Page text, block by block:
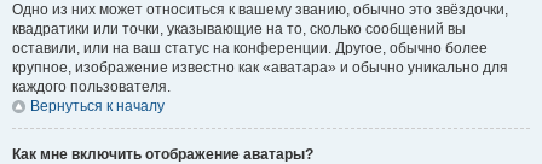
Одно из них может относиться к вашему званию, обычно это звёздочки,
квадратики или точки, указывающие на то, сколько сообщений вы
оставили, или на ваш статус на конференции. Другое, обычно более
крупное, изображение известно как «аватара» и обычно уникально для
каждого пользователя.
Вернуться к началу
Как мне включить отображение аватары?